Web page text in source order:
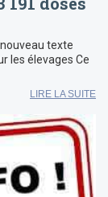
texte
les élevages Ce
LIRE LA SUITE